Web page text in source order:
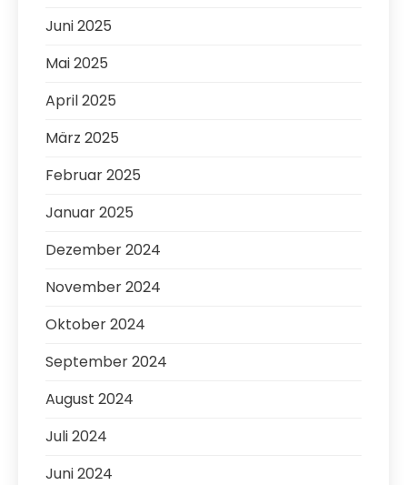
Juni 2025
Mai 2025
April 2025
März 2025
Februar 2025
Januar 2025
Dezember 2024
November 2024
Oktober 2024
September 2024
August 2024
Juli 2024
Juni 2024